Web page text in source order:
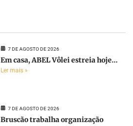
7 DE AGOSTO DE 2026
Em casa, ABEL Vôlei estreia hoje...
Ler mais »
7 DE AGOSTO DE 2026
Bruscão trabalha organização